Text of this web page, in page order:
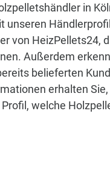
in
unseren
von HeizPellets24,
Außerdem
belieferten
erhalten
welche